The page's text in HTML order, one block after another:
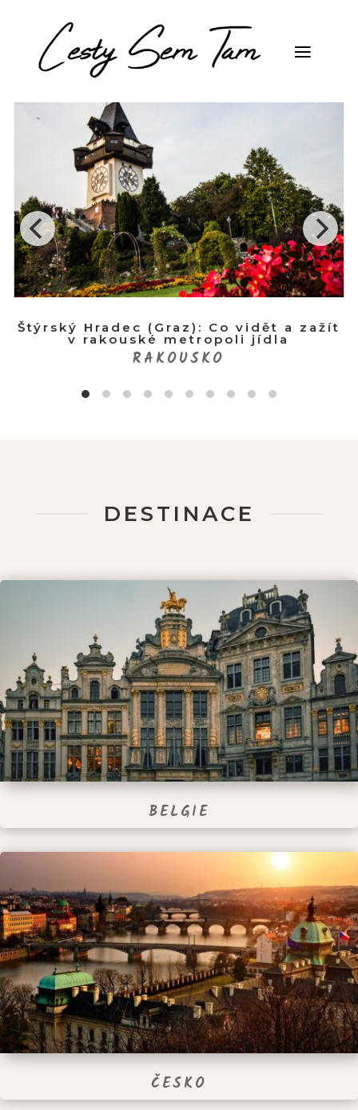
Štýrský Hradec (Graz): Co vidět a zažít
v rakouské metropoli jídla
RAKOUSKO
DESTINACE
BELGIE
ČESKO